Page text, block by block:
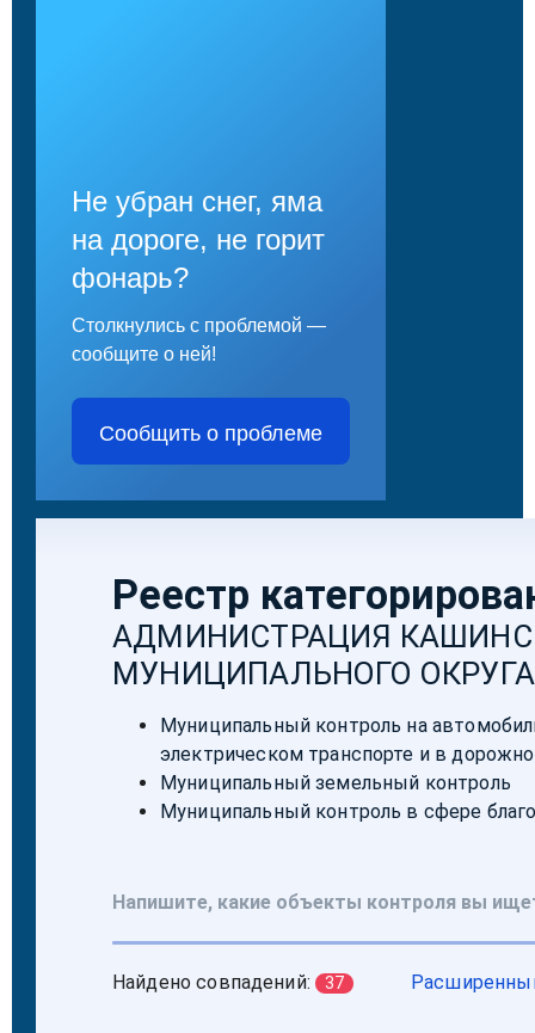
Не убран снег, яма
на дороге, не горит
фонарь?
Столкнулись с проблемой —
сообщите о ней!
Сообщить о проблеме